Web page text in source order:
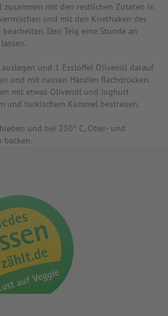
zusammen mit den restlichen Zutaten in
und mit den Knethaken des
Den Teig eine Stunde an
und 1 Esslöffel Olivenöl darauf
und mit nassen Händen flachdrücken.
mit etwas Olivenöl und Joghurt
und türkischem Kümmel bestreuen.
und bei 230° C, Ober- und
backen.